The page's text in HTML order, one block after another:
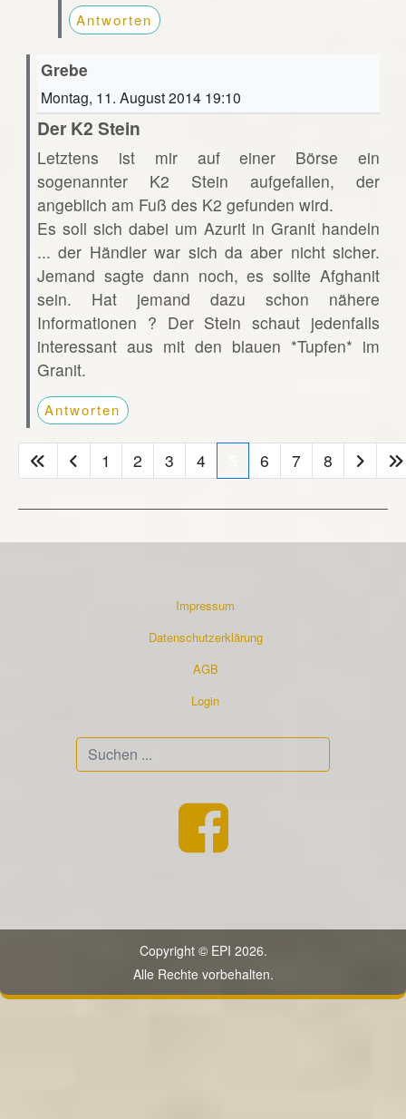
Antworten
Grebe
Montag, 11. August 2014 19:10
Der K2 Stein
Letztens ist mir auf einer Börse ein
sogenannter K2 Stein aufgefallen, der
angeblich am Fuß des K2 gefunden wird.
Es soll sich dabei um Azurit in Granit handeln
... der Händler war sich da aber nicht sicher.
Jemand sagte dann noch, es sollte Afghanit
sein. Hat jemand dazu schon nähere
Informationen ? Der Stein schaut jedenfalls
interessant aus mit den blauen *Tupfen* im
Granit.
Antworten
1 2 3 4 6 7 8
Impressum
Datenschutzerklärung
AGB
Login
Copyright © EPI 2026.
Alle Rechte vorbehalten.